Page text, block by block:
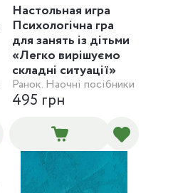
Настольная игра
Психологічна гра
для занять із дітьми
«Легко вирішуємо
складні ситуації»
Ранок. Наочні посібники
495 грн